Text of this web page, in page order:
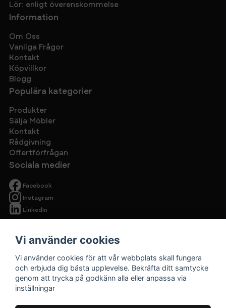
Lör: enligt överenskommelse
Information
Om Oss
Vanliga Frågor
Kontakt
Köpvillkor
Blogg
Populära kategorier
Produkter
Sälja Möbler
Kontakt
Rådgivning
Offertförfrågan
Sociala medier
Facebook
Instagram
LinkedIn
Begagnade
Vi använder cookies
Vi använder cookies för att vår webbplats skall fungera
och erbjuda dig bästa upplevelse. Bekräfta ditt samtycke
genom att trycka på godkänn alla eller anpassa via
inställningar